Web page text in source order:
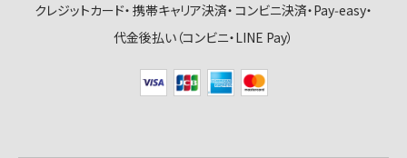
クレジットカード 携帯キャリア決済 コンビニ決済・Pay‑easy
代金後払い（コンビニ・LINE Pay）